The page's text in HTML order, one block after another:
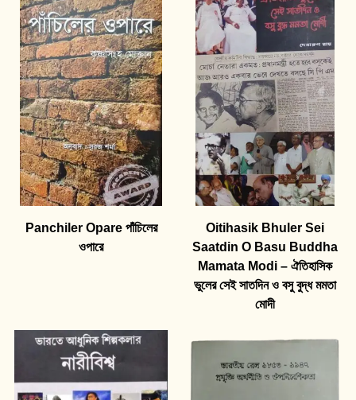
Panchiler Opare পাঁচিলের
ওপারে
Oitihasik Bhuler Sei
Saatdin O Basu Buddha
Mamata Modi – ঐতিহাসিক
ভুলের সেই সাতদিন ও বসু বুদ্ধ মমতা
মোদী